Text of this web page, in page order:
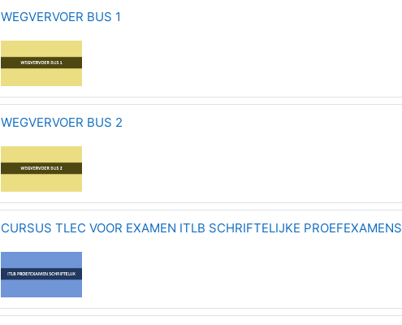
WEGVERVOER BUS 1
WEGVERVOER BUS 2
CURSUS TLEC VOOR EXAMEN ITLB SCHRIFTELIJKE PROEFEXAMENS